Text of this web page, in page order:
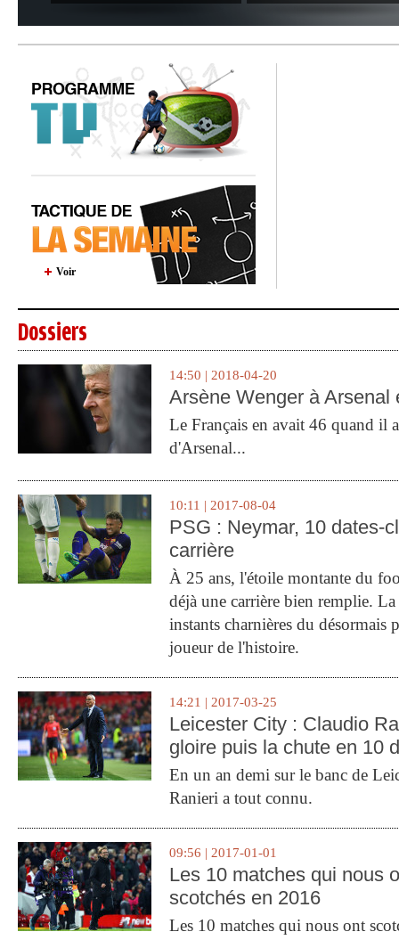
Voir
Dossiers
14:50 | 2018-04-20
Arsène Wenger à Arsenal
Le Français en avait 46 quand il
d'Arsenal...
10:11 | 2017-08-04
PSG : Neymar, 10 dates-
carrière
À 25 ans, l'étoile montante du
déjà une carrière bien remplie.
instants charnières du désormais
joueur de l'histoire.
14:21 | 2017-03-25
Leicester City : Claudio
gloire puis la chute en 10
En un an demi sur le banc de
Ranieri a tout connu.
09:56 | 2017-01-01
Les 10 matches qui nous
scotchés en 2016
Les 10 matches qui nous ont